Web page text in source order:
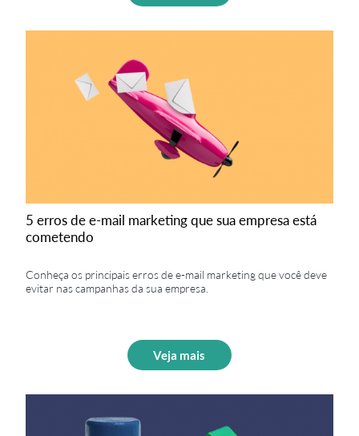
5 erros de e-mail marketing que sua empresa está
cometendo
Conheça os principais erros de e-mail marketing que você deve
evitar nas campanhas da sua empresa.
Veja mais